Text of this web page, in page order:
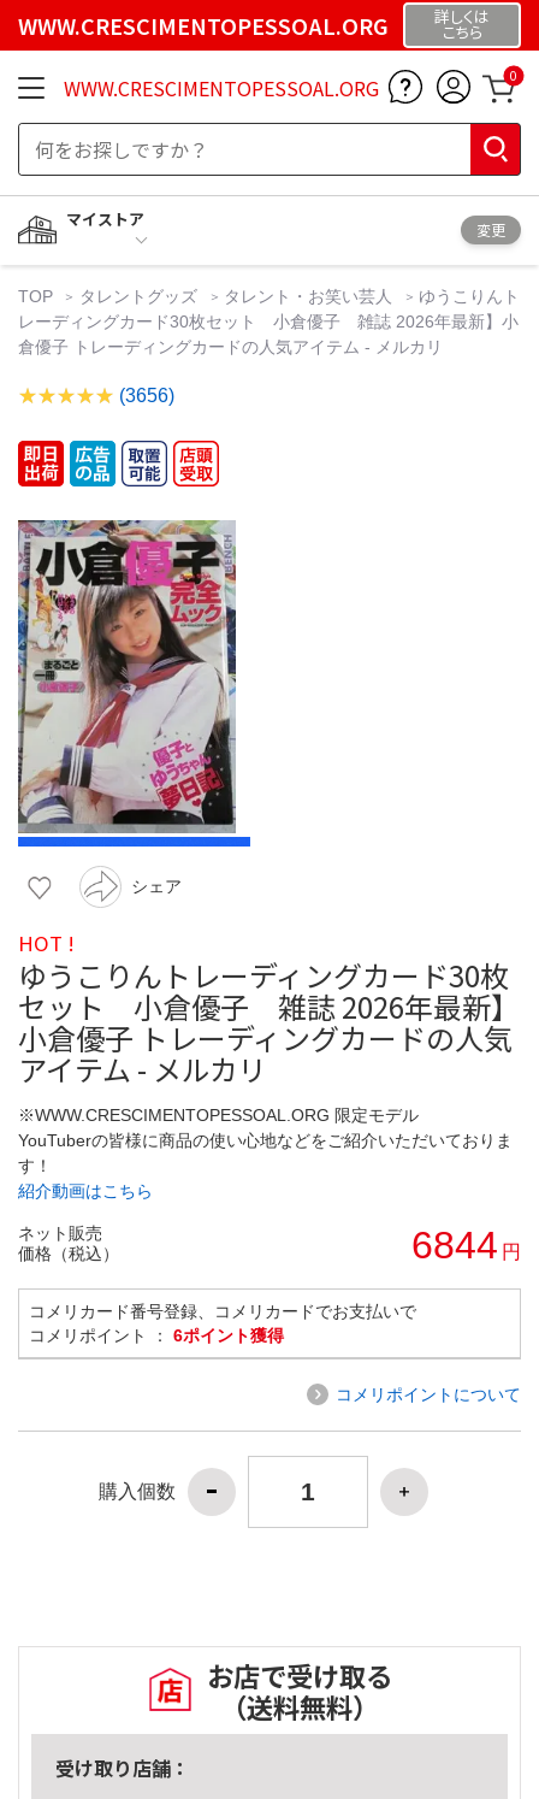
WWW.CRESCIMENTOPESSOAL.ORG 詳しくは
こちら
WWW.CRESCIMENTOPESSOAL.ORG 0
マイストア
変更
TOP タレントグッズ タレント・お笑い芸人
ゆうこりんト
レーディングカード30枚セット 小倉優子 雑誌 2026年最新】小
倉優子 トレーディングカードの人気アイテム - メルカリ
(3656)
シェア
HOT !
ゆうこりんトレーディングカード30枚
セット 小倉優子 雑誌 2026年最新】
小倉優子 トレーディングカードの人気
アイテム - メルカリ
※WWW.CRESCIMENTOPESSOAL.ORG 限定モデル
YouTuberの皆様に商品の使い心地などをご紹介いただいておりま
す！
紹介動画はこちら
ネット販売
価格（税込）
6844 円
コメリカード番号登録、コメリカードでお支払いで
コメリポイント ： 6ポイント獲得
コメリポイントについて
購入個数
お店で受け取る
（送料無料）
受け取り店舗：